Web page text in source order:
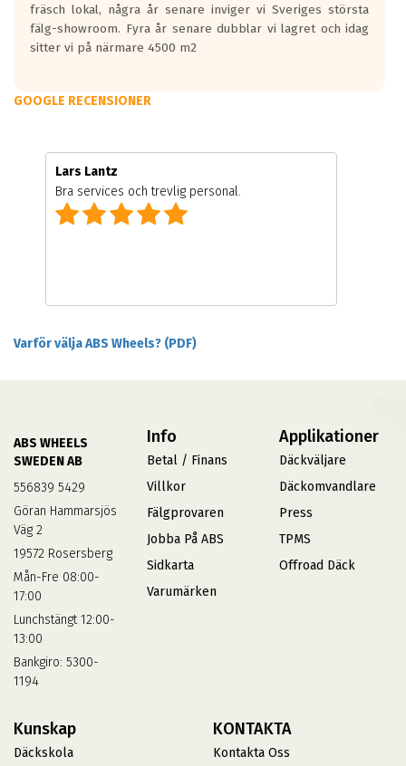
fräsch lokal, några år senare inviger vi Sveriges största
fälg-showroom. Fyra år senare dubblar vi lagret och idag
sitter vi på närmare 4500 m2
GOOGLE RECENSIONER
Lars Lantz
Bra services och trevlig personal.
Varför välja ABS Wheels? (PDF)
ABS WHEELS
SWEDEN AB
556839 5429
Göran Hammarsjös
Väg 2
19572 Rosersberg
Mån-Fre 08:00-
17:00
Lunchstängt 12:00-
13:00
Bankgiro: 5300-
1194
Info
Betal / Finans
Villkor
Fälgprovaren
Jobba På ABS
Sidkarta
Varumärken
Applikationer
Däckväljare
Däckomvandlare
Press
TPMS
Offroad Däck
Kunskap
Däckskola
KONTAKTA
Kontakta Oss